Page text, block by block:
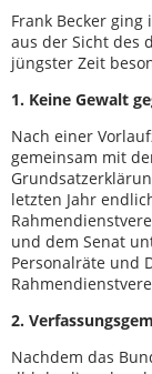
Frank Becker
aus der Sicht des
jüngster Zeit
1. Keine Gewalt
Nach einer
gemeinsam mit
letzten Jahr
und dem Senat
Personalräte und
2.
Nachdem das